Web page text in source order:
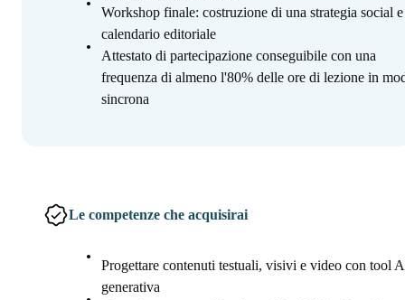
Workshop finale: costruzione di una strategia social e
calendario editoriale
Attestato di partecipazione conseguibile con una
frequenza di almeno l'80% delle ore di lezione in
sincrona
Le competenze che acquisirai
Progettare contenuti testuali, visivi e video con tool
generativa